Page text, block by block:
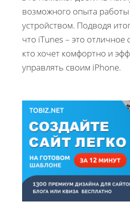
возможного опыта
устройством. Подводя
что iTunes – это отличное
кто хочет комфортно и
управлять своим iPhone.